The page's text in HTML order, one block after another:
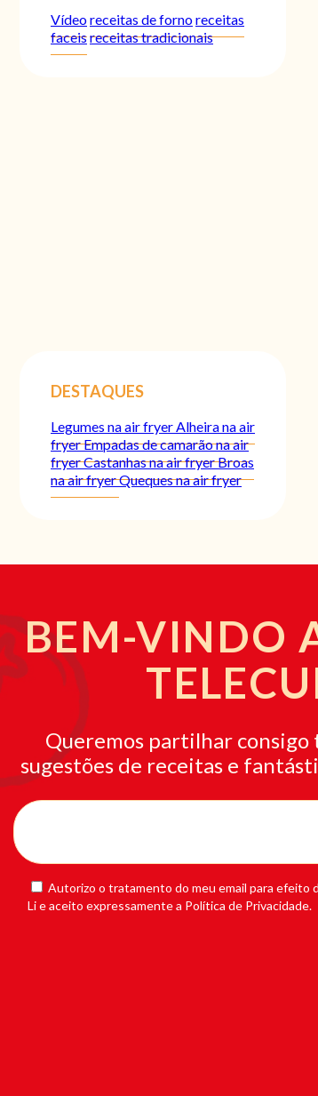
Vídeoreceitas de fornoreceitas
faceisreceitas tradicionais
DESTAQUES
Legumes na air fryerAlheira na air
fryerEmpadas de camarão na air
fryerCastanhas na air fryerBroas
na air fryerQueques na air fryer
BEM-VINDO
Queremos partilhar consigo
sugestões de receitas e
Autorizo o tratamento do meu email para efeito
Li e aceito expressamente a Política de Privacidade.